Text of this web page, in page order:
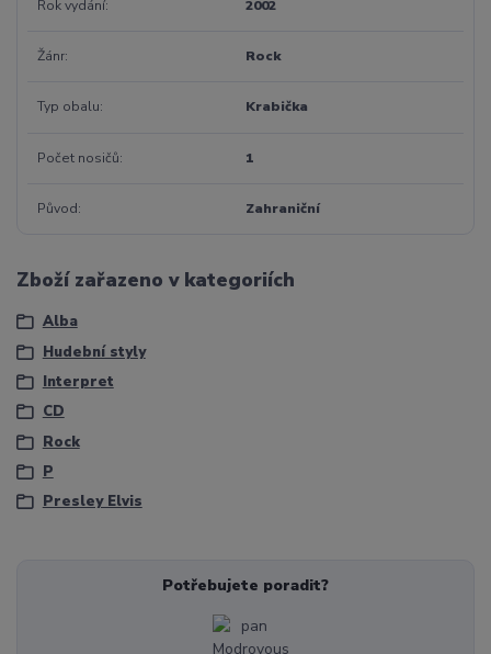
Rok vydání 2002
Žánr Rock
Typ obalu Krabička
Počet nosičů 1
Původ Zahraniční
Zboží zařazeno v kategoriích
Alba
Hudební styly
Interpret
CD
Rock
P
Presley Elvis
Potřebujete poradit?